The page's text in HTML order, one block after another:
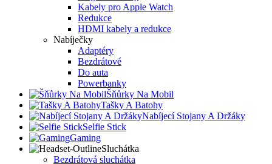
Kabely pro Apple Watch
Redukce
HDMI kabely a redukce
Nabíječky
Adaptéry
Bezdrátové
Do auta
Powerbanky
Šňůrky Na Mobil
Tašky A Batohy
Nabíjecí Stojany A Držáky
Selfie Stick
Gaming
Sluchátka
Bezdrátová sluchátka